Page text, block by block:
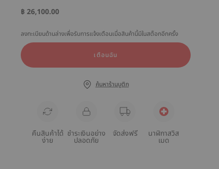
฿ 26,100.00
ลงทะเบียนด้านล่างเพื่อรับการแจ้งเตือนเมื่อสินค้านี้มีในสต็อกอีกครั้ง
เตือนฉัน
ค้นหาร้านบูติก
คืนสินค้าได้
ง่าย
ชำระเงินอย่าง
ปลอดภัย
จัดส่งฟรี นาฬิกาสวิส
เมด